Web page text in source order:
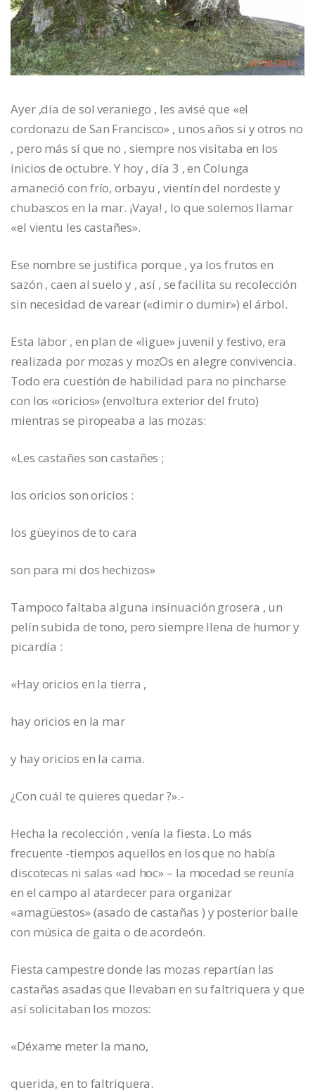
Ayer ,día de sol veraniego , les avisé que «el
cordonazu de San Francisco» , unos años si y otros no
, pero más sí que no , siempre nos visitaba en los
inicios de octubre. Y hoy , día 3 , en Colunga
amaneció con frío, orbayu , vientín del nordeste y
chubascos en la mar. ¡Vaya! , lo que solemos llamar
«el vientu les castañes».
Ese nombre se justifica porque , ya los frutos en
sazón , caen al suelo y , así , se facilita su recolección
sin necesidad de varear («dimir o dumir») el árbol.
Esta labor , en plan de «ligue» juvenil y festivo, era
realizada por mozas y mozOs en alegre convivencia.
Todo era cuestión de habilidad para no pincharse
con los «oricios» (envoltura exterior del fruto)
mientras se piropeaba a las mozas:
«Les castañes son castañes ;
los oricios son oricios :
los güeyinos de to cara
son para mi dos hechizos»
Tampoco faltaba alguna insinuación grosera , un
pelín subida de tono, pero siempre llena de humor y
picardía :
«Hay oricios en la tierra ,
hay oricios en la mar
y hay oricios en la cama.
¿Con cuál te quieres quedar ?».-
Hecha la recolección , venía la fiesta. Lo más
frecuente -tiempos aquellos en los que no había
discotecas ni salas «ad hoc» – la mocedad se reunía
en el campo al atardecer para organizar
«amagüestos» (asado de castañas ) y posterior baile
con música de gaita o de acordeón.
Fiesta campestre donde las mozas repartían las
castañas asadas que llevaban en su faltriquera y que
así solicitaban los mozos:
«Déxame meter la mano,
querida, en to faltriquera.